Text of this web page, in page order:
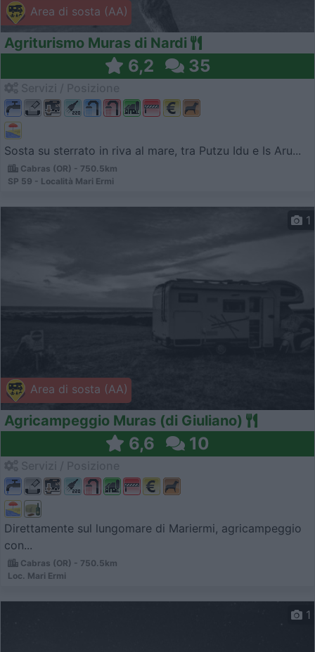
Area di sosta (AA)
Agriturismo Muras di Nardi
6,2 35
Sosta su sterrato in riva al mare, tra Putzu Idu e Is Aru...
Cabras (OR) - 750.5km
SP 59 - Località Mari Ermi
Area di sosta (AA)
1
Agricampeggio Muras (di Giuliano)
6,6 10
Direttamente sul lungomare di Mariermi, agricampeggio
con...
Cabras (OR) - 750.5km
Loc. Mari Ermi
1